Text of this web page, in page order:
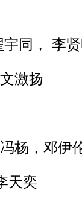
同， 李贤
激扬
，邓伊
天奕